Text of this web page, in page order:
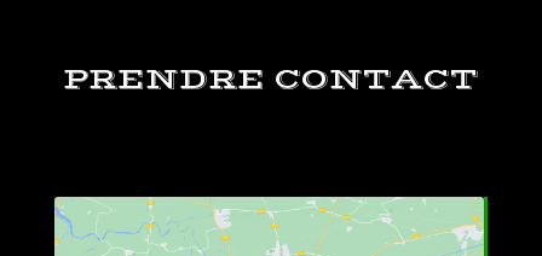
PRENDRE CONTACT